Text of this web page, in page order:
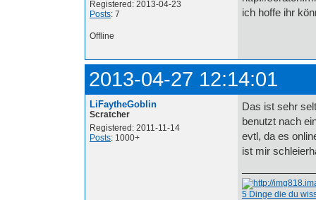
Registered: 2013-04-23
Posts: 7
ich hoffe ihr
Offline
2013-04-27 12:14:01
LiFaytheGoblin
Scratcher
Registered: 2011-11-14
Posts: 1000+
Das ist sehr
benutzt nach
evtl, da es
ist mir
5 Dinge die du